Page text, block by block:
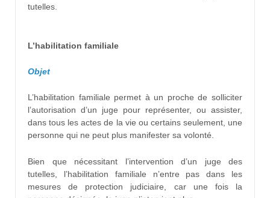
tutelles.
L’habilitation familiale
Objet
L’habilitation familiale permet à un proche de solliciter
l’autorisation d’un juge pour représenter, ou assister,
dans tous les actes de la vie ou certains seulement, une
personne qui ne peut plus manifester sa volonté.
Bien que nécessitant l’intervention d’un juge des
tutelles, l’habilitation familiale n’entre pas dans les
mesures de protection judiciaire, car une fois la